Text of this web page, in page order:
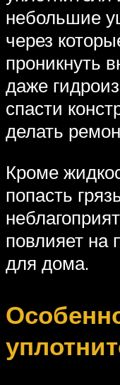
небольшие
через
проникнуть
даже
спасти
делать
Кроме
попасть
повлияет на
для дома.